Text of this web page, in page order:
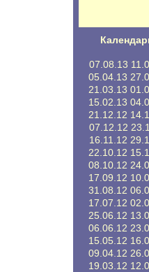
07.08.13
05.04.13
21.03.13
15.02.13
21.12.12
07.12.12
16.11.12
22.10.12
08.10.12
17.09.12
31.08.12
17.07.12
25.06.12
06.06.12
15.05.12
09.04.12
19.03.12